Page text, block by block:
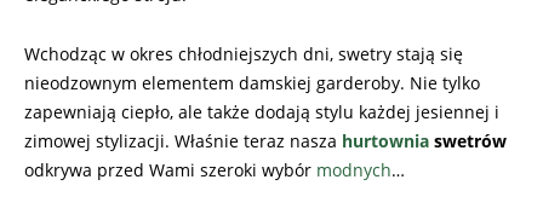
Wchodząc w okres chłodniejszych dni, swetry stają się
nieodzownym elementem damskiej garderoby. Nie tylko
zapewniają ciepło, ale także dodają stylu każdej jesiennej i
zimowej stylizacji. Właśnie teraz nasza hurtownia swetrów
odkrywa przed Wami szeroki wybór modnych…